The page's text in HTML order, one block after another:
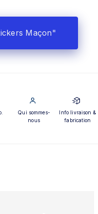
Maçon"
Qui sommes-
nous
Info livraison &
fabrication